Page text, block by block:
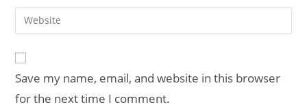
comment
email
address
Enter
your
URL
(optional)
Save my name, email, and website in this browser
for the next time I comment.